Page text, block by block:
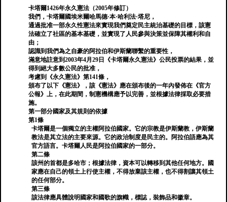
卡塔爾1426年永久憲法（2005年修訂）
我們，卡塔爾國埃米爾哈馬德·本·哈利法·塔尼，
通過批准一部永久性憲法來實現我們奠定民主統治基礎的目標，該憲
法確立了社區的基本基礎，並實現了人民參與決策並保障其權利和自
由；
認識到我們為之自豪的阿拉伯和伊斯蘭聯繫的重要性，
滿意地註意到2003年4月29日《卡塔爾永久憲法》公民投票的結果，並
得到絕大多數公民的批准，
考慮到《永久憲法》第141條，
頒布了以下《憲法》，該《憲法》應在頒布後的一年內發佈在《官方
公報》上，在此期間，制憲機構應予以完善，並根據法律採取必要措
施。
第一部分國家及其規則的依據
第1條
卡塔爾是一個獨立的主權阿拉伯國家。它的宗教是伊斯蘭教，伊斯蘭
教法是其立法的主要來源。它的政治制度是民主的。阿拉伯語應為其
官方語言。卡塔爾人民是阿拉伯國家的一部分。
第二條
該州的首都是多哈市；根據法律，資本可以轉移到其他任何地方。國
家應在自己的領土上行使主權，不得放棄該主權，也不得割讓其領土
的任何部分。
第三條
該法律應具體說明國家和國歌的旗幟，標誌，裝飾品和徽章。